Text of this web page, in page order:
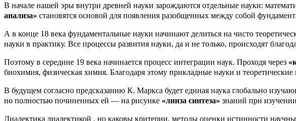
В начале нашей эры внутри древней науки зарождаются отдельные науки:
анализа» становятся основой для появления разобщенных между собой
А в конце 18 века фундаментальные науки начинают делиться на чисто
науки в практику. Все процессы развития науки, да и не только, происходят
Поэтому в середине 19 века начинается процесс интеграции наук. Проходя через
биохимия, физическая химия. Благодаря этому прикладные науки и теоретические
В будущем согласно предсказанию К. Маркса будет единая наука глобально
но полностью починенных ей — на рисунке «линза синтеза» знаний при
Диалектика диалектикой , но каковы критерии, методы оценки истинности